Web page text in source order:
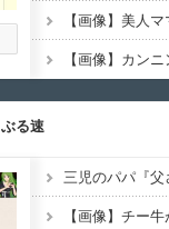
ぶる速
【画像】チー